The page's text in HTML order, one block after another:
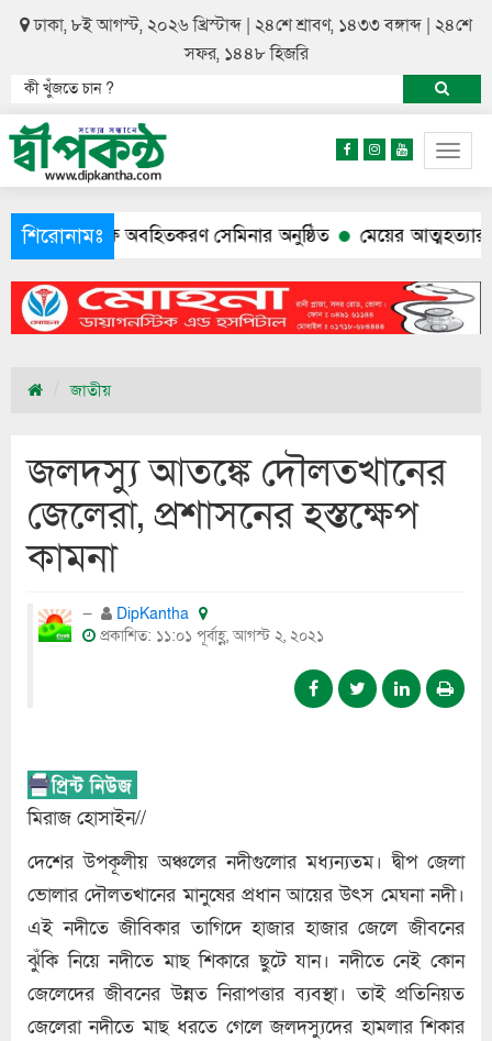
ঢাকা, ৮ই আগস্ট, ২০২৬ খ্রিস্টাব্দ | ২৪শে শ্রাবণ, ১৪৩৩ বঙ্গাব্দ | ২৪শে
সফর, ১৪৪৮ হিজরি
শিরোনামঃ
উপলক্ষে অবহিতকরণ সেমিনার অনুষ্ঠিত মেয়ের আত্মহত্যার পর
জাতীয়
জলদস্যু আতঙ্কে দৌলতখানের
জেলেরা, প্রশাসনের হস্তক্ষেপ
কামনা
DipKantha
প্রকাশিত: ১১:০১ পূর্বাহ্ণ, আগস্ট ২, ২০২১
মিরাজ হোসাইন//
দেশের উপকূলীয় অঞ্চলের নদীগুলোর মধ্যন্যতম। দ্বীপ জেলা
ভোলার দৌলতখানের মানুষের প্রধান আয়ের উৎস মেঘনা নদী।
এই নদীতে জীবিকার তাগিদে হাজার হাজার জেলে জীবনের
ঝুঁকি নিয়ে নদীতে মাছ শিকারে ছুটে যান। নদীতে নেই কোন
জেলেদের জীবনের উন্নত নিরাপত্তার ব্যবস্থা। তাই প্রতিনিয়ত
জেলেরা নদীতে মাছ ধরতে গেলে জলদস্যুদের হামলার শিকার